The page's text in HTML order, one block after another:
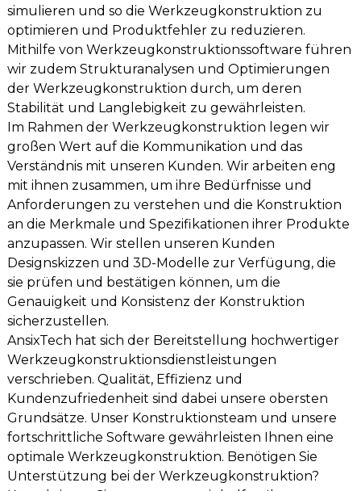
simulieren und so die Werkzeugkonstruktion zu
optimieren und Produktfehler zu reduzieren.
Mithilfe von Werkzeugkonstruktionssoftware führen
wir zudem Strukturanalysen und Optimierungen
der Werkzeugkonstruktion durch, um deren
Stabilität und Langlebigkeit zu gewährleisten.
Im Rahmen der Werkzeugkonstruktion legen wir
großen Wert auf die Kommunikation und das
Verständnis mit unseren Kunden. Wir arbeiten eng
mit ihnen zusammen, um ihre Bedürfnisse und
Anforderungen zu verstehen und die Konstruktion
an die Merkmale und Spezifikationen ihrer Produkte
anzupassen. Wir stellen unseren Kunden
Designskizzen und 3D-Modelle zur Verfügung, die
sie prüfen und bestätigen können, um die
Genauigkeit und Konsistenz der Konstruktion
sicherzustellen.
AnsixTech hat sich der Bereitstellung hochwertiger
Werkzeugkonstruktionsdienstleistungen
verschrieben. Qualität, Effizienz und
Kundenzufriedenheit sind dabei unsere obersten
Grundsätze. Unser Konstruktionsteam und unsere
fortschrittliche Software gewährleisten Ihnen eine
optimale Werkzeugkonstruktion. Benötigen Sie
Unterstützung bei der Werkzeugkonstruktion?